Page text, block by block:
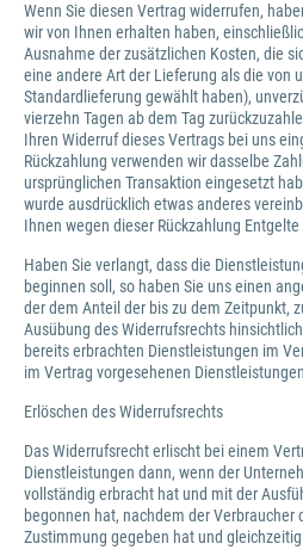
Wenn Sie diesen Vertrag widerrufen,
wir von Ihnen erhalten haben,
Ausnahme der zusätzlichen Kosten, die
eine andere Art der Lieferung als die von
Standardlieferung gewählt haben),
vierzehn Tagen ab dem Tag
Ihren Widerruf dieses Vertrags bei uns
Rückzahlung verwenden wir dasselbe
ursprünglichen Transaktion eingesetzt
wurde ausdrücklich etwas anderes
Ihnen wegen dieser Rückzahlung
Haben Sie verlangt, dass die
beginnen soll, so haben Sie uns einen
der dem Anteil der bis zu dem Zeitpunkt,
Ausübung des Widerrufsrechts
bereits erbrachten Dienstleistungen im
im Vertrag vorgesehenen
Erlöschen des Widerrufsrechts
Das Widerrufsrecht erlischt bei einem
Dienstleistungen dann, wenn der
vollständig erbracht hat und mit der
begonnen hat, nachdem der Verbraucher
Zustimmung gegeben hat und